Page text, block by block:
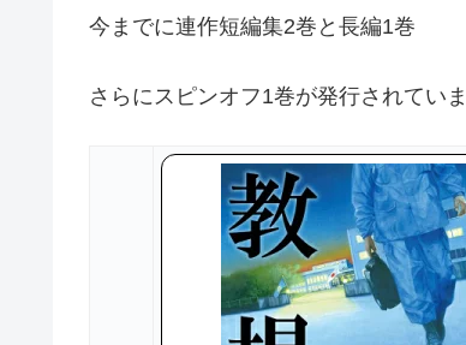
今までに連作短編集2巻と長編1巻
さらにスピンオフ1巻が発行されていま